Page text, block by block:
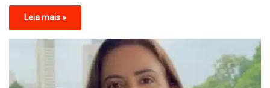
Leia mais »